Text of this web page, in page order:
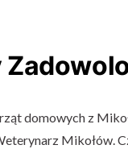
domowych z
Mikołów.